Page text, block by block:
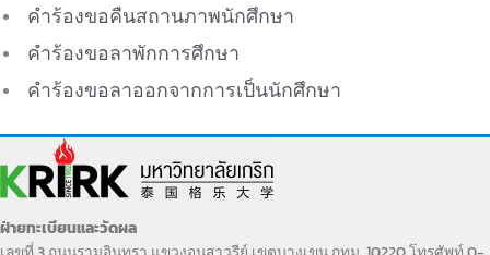
คำร้องขอคืนสถานภาพนักศึกษา
คำร้องขอลาพักการศึกษา
คำร้องขอลาออกจากการเป็นนักศึกษา
ฝ่ายทะเบียนและวัดผล